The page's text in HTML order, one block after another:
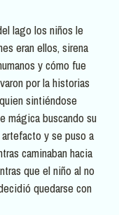
lago los niños le
eran ellos, sirena
y cómo fue
por la historias
sintiéndose
mágica buscando su
y se puso a
caminaban hacia
que el niño al no
quedarse con